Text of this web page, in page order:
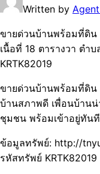
Written by
ขายด่วนบ้านพร้อมที่ดิ
เนื้อที่ 18 ตารางวา ตำ
KRTK82019
ขายด่วนบ้านพร้อมที่ดิ
บ้านสภาพดี เพื่อนบ้านน่
ชุมชน พร้อมเข้าอยู่ทันที
ข้อมูลทรัพย์: http://
รหัสทรัพย์ KRTK82019